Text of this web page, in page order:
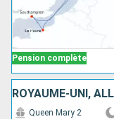
Pension complète
ROYAUME-UNI,
Queen Mary 2